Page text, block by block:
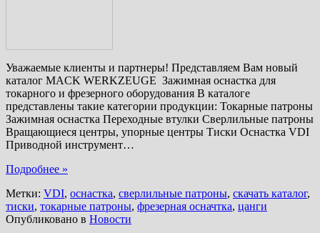
Уважаемые клиенты и партнеры! Представляем Вам новый
каталог MACK WERKZEUGE Зажимная оснастка для
токарного и фрезерного оборудования В каталоге
представлены такие категории продукции: Токарные патроны
Зажимная оснастка Переходные втулки Сверлильные патроны
Вращающиеся центры, упорные центры Тиски Оснастка VDI
Приводной инструмент…
Подробнее »
Метки: VDI, оснастка, сверлильные патроны, скачать каталог,
тиски, токарные патроны, фрезерная осначтка, цанги
Опубликовано в Новости